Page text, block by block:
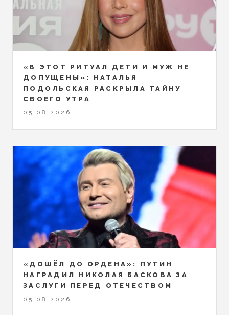
«В ЭТОТ РИТУАЛ ДЕТИ И МУЖ НЕ
ДОПУЩЕНЫ»: НАТАЛЬЯ
ПОДОЛЬСКАЯ РАСКРЫЛА ТАЙНУ
СВОЕГО УТРА
05.08.2026
«ДОШЁЛ ДО ОРДЕНА»: ПУТИН
НАГРАДИЛ НИКОЛАЯ БАСКОВА ЗА
ЗАСЛУГИ ПЕРЕД ОТЕЧЕСТВОМ
05.08.2026